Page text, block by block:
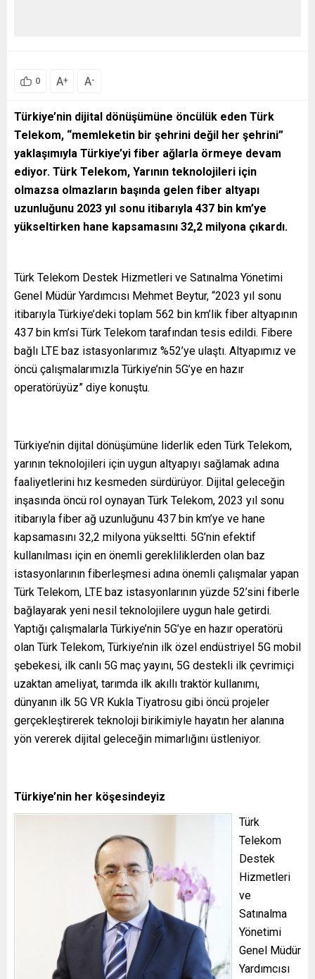
0 A+ A-
Türkiye’nin dijital dönüşümüne öncülük eden Türk
Telekom, “memleketin bir şehrini değil her şehrini”
yaklaşımıyla Türkiye’yi fiber ağlarla örmeye devam
ediyor. Türk Telekom, Yarının teknolojileri için
olmazsa olmazların başında gelen fiber altyapı
uzunluğunu 2023 yıl sonu itibarıyla 437 bin km’ye
yükseltirken hane kapsamasını 32,2 milyona çıkardı.
Türk Telekom Destek Hizmetleri ve Satınalma Yönetimi
Genel Müdür Yardımcısı Mehmet Beytur, “2023 yıl sonu
itibarıyla Türkiye’deki toplam 562 bin km’lik fiber altyapının
437 bin km’si Türk Telekom tarafından tesis edildi. Fibere
bağlı LTE baz istasyonlarımız %52’ye ulaştı. Altyapımız ve
öncü çalışmalarımızla Türkiye’nin 5G’ye en hazır
operatörüyüz” diye konuştu.
Türkiye’nin dijital dönüşümüne liderlik eden Türk Telekom,
yarının teknolojileri için uygun altyapıyı sağlamak adına
faaliyetlerini hız kesmeden sürdürüyor. Dijital geleceğin
inşasında öncü rol oynayan Türk Telekom, 2023 yıl sonu
itibarıyla fiber ağ uzunluğunu 437 bin km’ye ve hane
kapsamasını 32,2 milyona yükseltti. 5G’nin efektif
kullanılması için en önemli gerekliliklerden olan baz
istasyonlarının fiberleşmesi adına önemli çalışmalar yapan
Türk Telekom, LTE baz istasyonlarının yüzde 52’sini fiberle
bağlayarak yeni nesil teknolojilere uygun hale getirdi.
Yaptığı çalışmalarla Türkiye’nin 5G’ye en hazır operatörü
olan Türk Telekom, Türkiye’nin ilk özel endüstriyel 5G mobil
şebekesi, ilk canlı 5G maç yayını, 5G destekli ilk çevrimiçi
uzaktan ameliyat, tarımda ilk akıllı traktör kullanımı,
dünyanın ilk 5G VR Kukla Tiyatrosu gibi öncü projeler
gerçekleştirerek teknoloji birikimiyle hayatın her alanına
yön vererek dijital geleceğin mimarlığını üstleniyor.
Türkiye’nin her köşesindeyiz
Türk
Telekom
Destek
Hizmetleri
ve
Satınalma
Yönetimi
Genel Müdür
Yardımcısı